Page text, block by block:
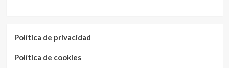
Política de privacidad
Política de cookies